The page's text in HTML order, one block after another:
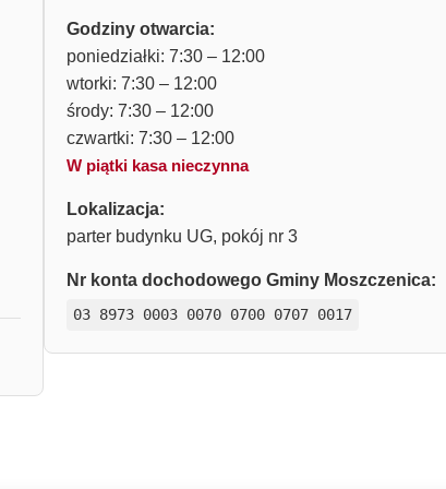
Godziny otwarcia:
poniedziałki: 7:30 – 12:00
wtorki: 7:30 – 12:00
środy: 7:30 – 12:00
czwartki: 7:30 – 12:00
W piątki kasa nieczynna
Lokalizacja:
parter budynku UG, pokój nr 3
Nr konta dochodowego Gminy Moszczenica:
03 8973 0003 0070 0700 0707 0017